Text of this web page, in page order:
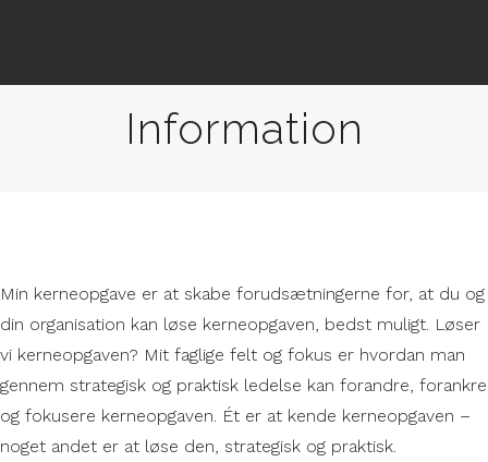
Information
Min kerneopgave er at skabe forudsætningerne for, at du og
din organisation kan løse kerneopgaven, bedst muligt. Løser
vi kerneopgaven? Mit faglige felt og fokus er hvordan man
gennem strategisk og praktisk ledelse kan forandre, forankre
og fokusere kerneopgaven. Ét er at kende kerneopgaven –
noget andet er at løse den, strategisk og praktisk.